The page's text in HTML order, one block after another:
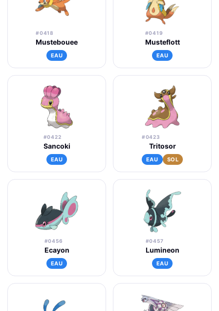
#0418
Mustebouee
EAU
#0419
Musteflott
EAU
#0422
Sancoki
EAU
#0423
Tritosor
EAU SOL
#0456
Ecayon
EAU
#0457
Lumineon
EAU